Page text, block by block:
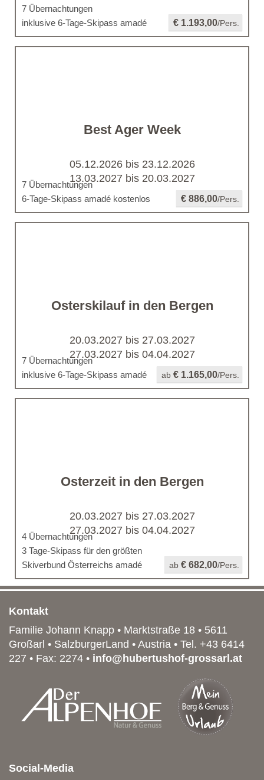
7 Übernachtungen
inklusive 6-Tage-Skipass amadé
€ 1.193,00/Pers.
Best Ager Week
05.12.2026 bis 23.12.2026
13.03.2027 bis 20.03.2027
7 Übernachtungen
6-Tage-Skipass amadé kostenlos
€ 886,00/Pers.
Osterskilauf in den Bergen
20.03.2027 bis 27.03.2027
27.03.2027 bis 04.04.2027
7 Übernachtungen
inklusive 6-Tage-Skipass amadé
ab € 1.165,00/Pers.
Osterzeit in den Bergen
20.03.2027 bis 27.03.2027
27.03.2027 bis 04.04.2027
4 Übernachtungen
3 Tage-Skipass für den größten
Skiverbund Österreichs amadé
ab € 682,00/Pers.
Kontakt
Familie Johann Knapp • Marktstraße 18 • 5611
Großarl • SalzburgerLand • Austria • Tel. +43 6414
227 • Fax: 2274 • info@hubertushof-grossarl.at
Social-Media